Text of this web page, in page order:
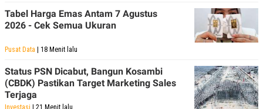
Tabel Harga Emas Antam 7 Agustus
2026 - Cek Semua Ukuran
Pusat Data | 18 Menit lalu
Status PSN Dicabut, Bangun Kosambi
(CBDK) Pastikan Target Marketing Sales
Terjaga
Investasi | 21 Menit lalu